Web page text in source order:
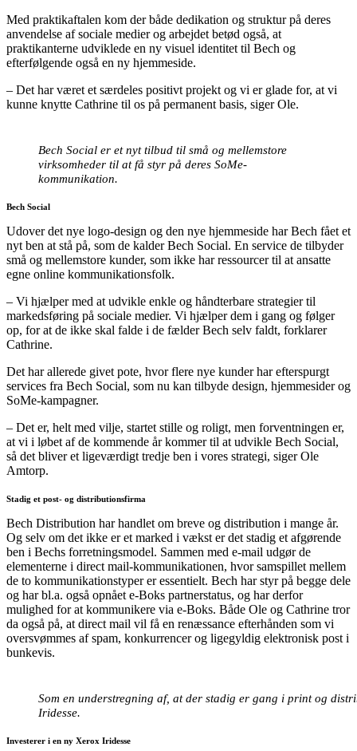
Med praktikaftalen kom der både dedikation og struktur på deres
anvendelse af sociale medier og arbejdet betød også, at
praktikanterne udviklede en ny visuel identitet til Bech og
efterfølgende også en ny hjemmeside.
– Det har været et særdeles positivt projekt og vi er glade for, at vi
kunne knytte Cathrine til os på permanent basis, siger Ole.
Bech Social er et nyt tilbud til små og mellemstore
virksomheder til at få styr på deres SoMe-
kommunikation.
Bech Social
Udover det nye logo-design og den nye hjemmeside har Bech fået et
nyt ben at stå på, som de kalder Bech Social. En service de tilbyder
små og mellemstore kunder, som ikke har ressourcer til at ansatte
egne online kommunikationsfolk.
– Vi hjælper med at udvikle enkle og håndterbare strategier til
markedsføring på sociale medier. Vi hjælper dem i gang og følger
op, for at de ikke skal falde i de fælder Bech selv faldt, forklarer
Cathrine.
Det har allerede givet pote, hvor flere nye kunder har efterspurgt
services fra Bech Social, som nu kan tilbyde design, hjemmesider og
SoMe-kampagner.
– Det er, helt med vilje, startet stille og roligt, men forventningen er,
at vi i løbet af de kommende år kommer til at udvikle Bech Social,
så det bliver et ligeværdigt tredje ben i vores strategi, siger Ole
Amtorp.
Stadig et post- og distributionsfirma
Bech Distribution har handlet om breve og distribution i mange år.
Og selv om det ikke er et marked i vækst er det stadig et afgørende
ben i Bechs forretningsmodel. Sammen med e-mail udgør de
elementerne i direct mail-kommunikationen, hvor samspillet mellem
de to kommunikationstyper er essentielt. Bech har styr på begge dele
og har bl.a. også opnået e-Boks partnerstatus, og har derfor
mulighed for at kommunikere via e-Boks. Både Ole og Cathrine tror
da også på, at direct mail vil få en renæssance efterhånden som vi
oversvømmes af spam, konkurrencer og ligegyldig elektronisk post i
bunkevis.
Som en understregning af, at der stadig er gang i print og
Iridesse.
Investerer i en ny Xerox Iridesse